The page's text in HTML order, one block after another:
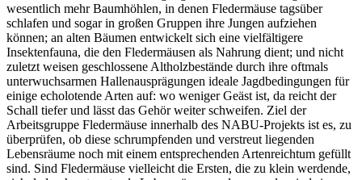
wesentlich mehr Baumhöhlen, in denen Fledermäuse tagsüber
schlafen und sogar in großen Gruppen ihre Jungen aufziehen
können; an alten Bäumen entwickelt sich eine vielfältigere
Insektenfauna, die den Fledermäusen als Nahrung dient; und nicht
zuletzt weisen geschlossene Altholzbestände durch ihre oftmals
unterwuchsarmen Hallenausprägungen ideale Jagdbedingungen für
einige echolotende Arten auf: wo weniger Geäst ist, da reicht der
Schall tiefer und lässt das Gehör weiter schweifen. Ziel der
Arbeitsgruppe Fledermäuse innerhalb des NABU-Projekts ist es, zu
überprüfen, ob diese schrumpfenden und verstreut liegenden
Lebensräume noch mit einem entsprechenden Artenreichtum gefüllt
sind. Sind Fledermäuse vielleicht die Ersten, die zu klein werdende,